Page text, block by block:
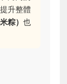
升整體
粽） 也